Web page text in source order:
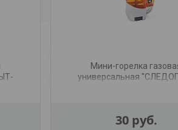
Мини-горелка
универсальная
30 руб.